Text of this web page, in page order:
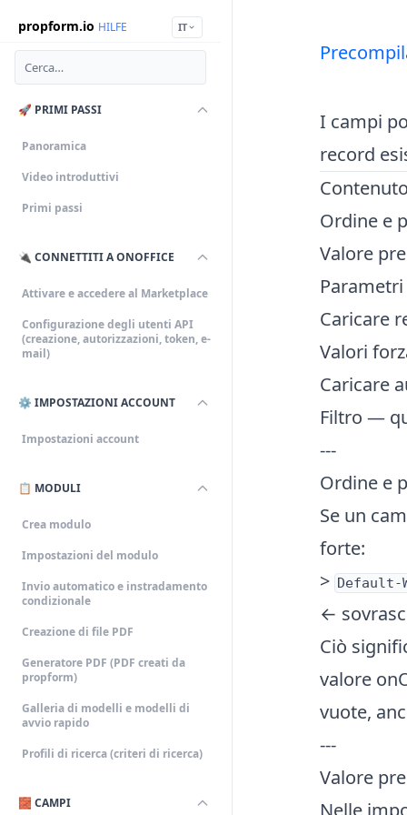
propform.io HILFE IT
🚀 PRIMI PASSI
Panoramica
Video introduttivi
Primi passi
🔌 CONNETTITI A ONOFFICE
Attivare e accedere al Marketplace
Configurazione degli utenti API
(creazione, autorizzazioni, token, e-
mail)
⚙️ IMPOSTAZIONI ACCOUNT
Impostazioni account
📋 MODULI
Crea modulo
Impostazioni del modulo
Invio automatico e instradamento
condizionale
Creazione di file PDF
Generatore PDF (PDF creati da
propform)
Galleria di modelli e modelli di
avvio rapido
Profili di ricerca (criteri di ricerca)
🧱 CAMPI
I campi
record
Ordine e
Valore
Parametri
Caricare
Valori
Caricare
Filtro —
---
Ordine e
Se un
forte:
> Default-
←
Ciò
valore
vuote,
---
Valore
Nelle